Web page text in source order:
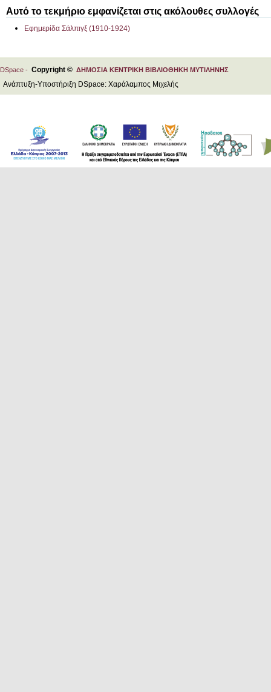
Αυτό το τεκμήριο εμφανίζεται στις ακόλουθες συλλογές
Εφημερίδα Σάλπιγξ (1910-1924)
DSpace - Copyright © ΔΗΜΟΣΙΑ ΚΕΝΤΡΙΚΗ ΒΙΒΛΙΟΘΗΚΗ ΜΥΤΙΛΗΝΗΣ
Ανάπτυξη-Υποστήριξη DSpace: Χαράλαμπος Μιχελής